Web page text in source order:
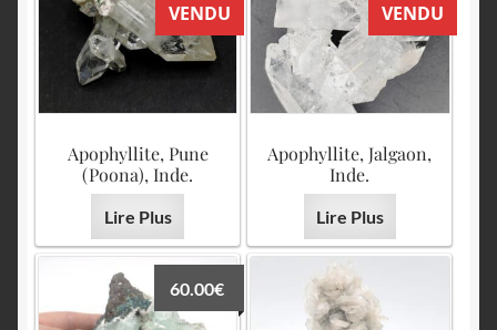
VENDU
Apophyllite, Pune
(Poona), Inde.
Lire Plus
VENDU
Apophyllite, Jalgaon,
Inde.
Lire Plus
60.00€